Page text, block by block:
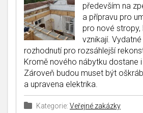
především na
a přípravu pro
pro nové stropy,
vznikají.
rozhodnutí pro rozsáhlejší
Kromě nového nábytku dostane i
Zároveň budou muset být
a upravena elektrika.
Kategorie: Veřejné zakázky